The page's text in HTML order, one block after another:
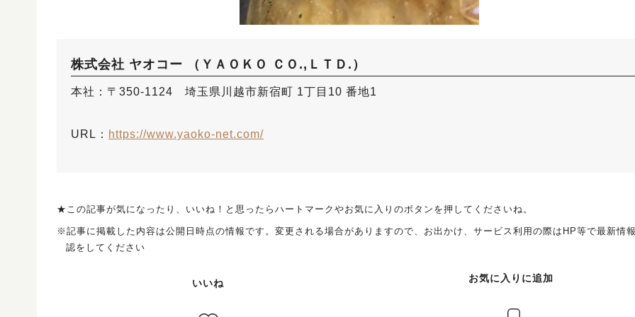
株式会社 ヤオコー （ＹＡＯＫＯ ＣＯ.,ＬＴＤ.）
本社：〒350-1124 埼玉県川越市新宿町 1丁目10 番地1
URL： https://www.yaoko-net.com/
★この記事が気になったり、いいね！と思ったらハートマークやお気に入りのボタンを押してくださいね。
※記事に掲載した内容は公開日時点の情報です。変更される場合がありますので、お出かけ、サービス利用の際はHP等で最新情
認をしてください
いいね お気に入りに追加